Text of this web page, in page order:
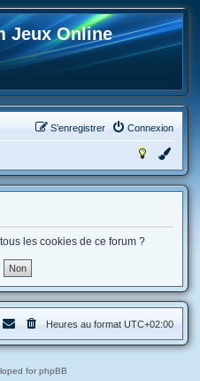
Jeux Online
Connexion
S’enregistrer
les cookies de ce forum ?
Heures au format UTC+02:00
for phpBB